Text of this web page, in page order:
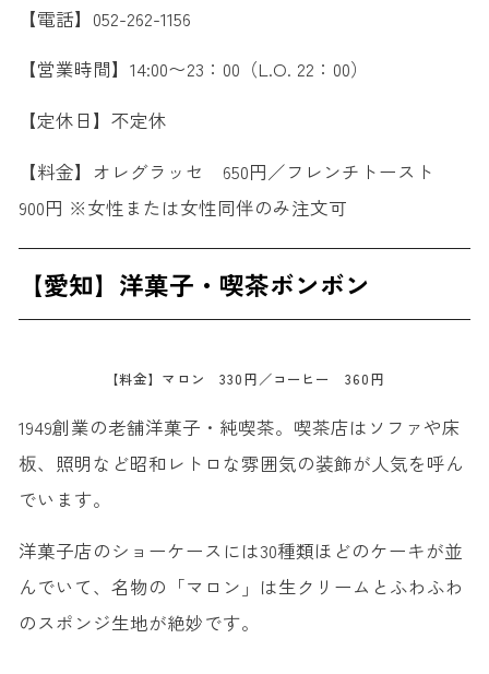
【電話】052-262-1156
【営業時間】14:00〜23：00（L.O. 22：00）
【定休日】不定休
【料金】オレグラッセ 650円／フレンチトースト
900円 ※女性または女性同伴のみ注文可
【愛知】洋菓子・喫茶ボンボン
【料金】マロン 330円／コーヒー 360円
1949創業の老舗洋菓子・純喫茶。喫茶店はソファや床
板、照明など昭和レトロな雰囲気の装飾が人気を呼ん
でいます。
洋菓子店のショーケースには30種類ほどのケーキが並
んでいて、名物の「マロン」は生クリームとふわふわ
のスポンジ生地が絶妙です。